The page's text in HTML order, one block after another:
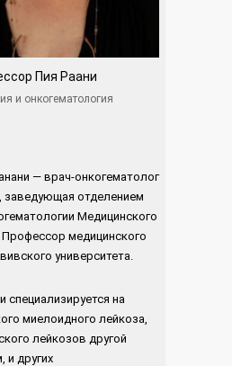
Пия Раани
и онкогематология
— врач-онкогематолог
заведующая отделением
Медицинского
медицинского
университета.
специализируется на
миелоидного лейкоза,
лейкозов другой
и других